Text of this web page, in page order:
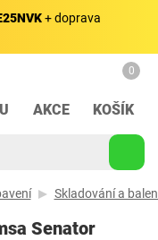
+ doprava
AKCE
0
KOŠÍK
Skladování a
Senator